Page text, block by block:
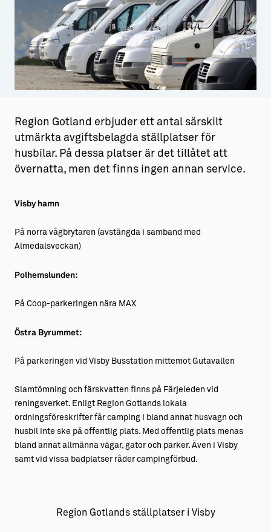
Aktiviteter
Sustainable Plejs
Möten & kongresser
Hansestaden världsarv
Gotlands kulturarv
Almedalsveckan
Medeltidsveckan
→ Gutamål och gotländska
Allt om bostad
→ Hyra bostad
→ Köpa bostad
→ Bygga hus
Allt om livet på Ön
→ Fritidsliv
→ Tonårsliv
Region Gotland erbjuder ett antal särskilt
utmärkta avgiftsbelagda ställplatser för
husbilar. På dessa platser är det tillåtet att
övernatta, men det finns ingen annan service.
Visby hamn
På norra vågbrytaren (avstängda i samband med
Almedalsveckan)
Polhemslunden:
På Coop-parkeringen nära MAX
Östra Byrummet:
På parkeringen vid Visby Busstation mittemot Gutavallen
Slamtömning och färskvatten finns på Färjeleden vid
reningsverket. Enligt Region Gotlands lokala
ordningsföreskrifter får camping i bland annat husvagn och
husbil inte ske på offentlig plats. Med offentlig plats menas
bland annat allmänna vägar, gator och parker. Även i Visby
samt vid vissa badplatser råder campingförbud.
Region Gotlands ställplatser i Visby